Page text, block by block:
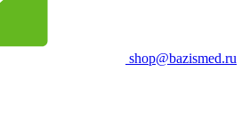
shop@bazismed.ru